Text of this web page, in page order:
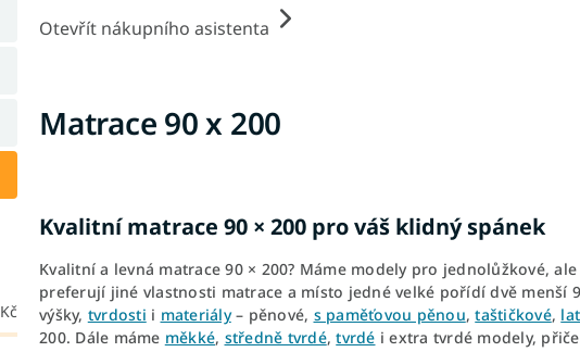
Kč
Matrace 90 x 200
Otevřít nákupního asistenta
Kvalitní matrace 90 × 200 pro váš klidný spánek
Kvalitní a levná matrace 90 × 200? Máme modely pro jednolůžkové,
preferují jiné vlastnosti matrace a místo jedné velké pořídí dvě menší
výšky, tvrdosti i materiály– pěnové, s paměťovou pěnou,taštičkové,
200. Dále máme měkké, středně tvrdé,tvrdé i extra tvrdé modely,